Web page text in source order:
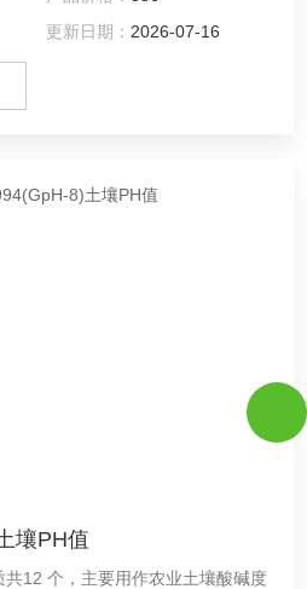
更新日期： 2026-07-16
壤PH值
12 个，主要用作农业土壤酸碱度